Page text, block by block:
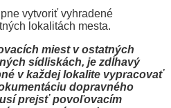
vytvoriť vyhradené
lokalitách mesta.
miest v ostatných
sídliskách, je zdĺhavý
v každej lokalite vypracovať
dopravného
prejsť povoľovacím